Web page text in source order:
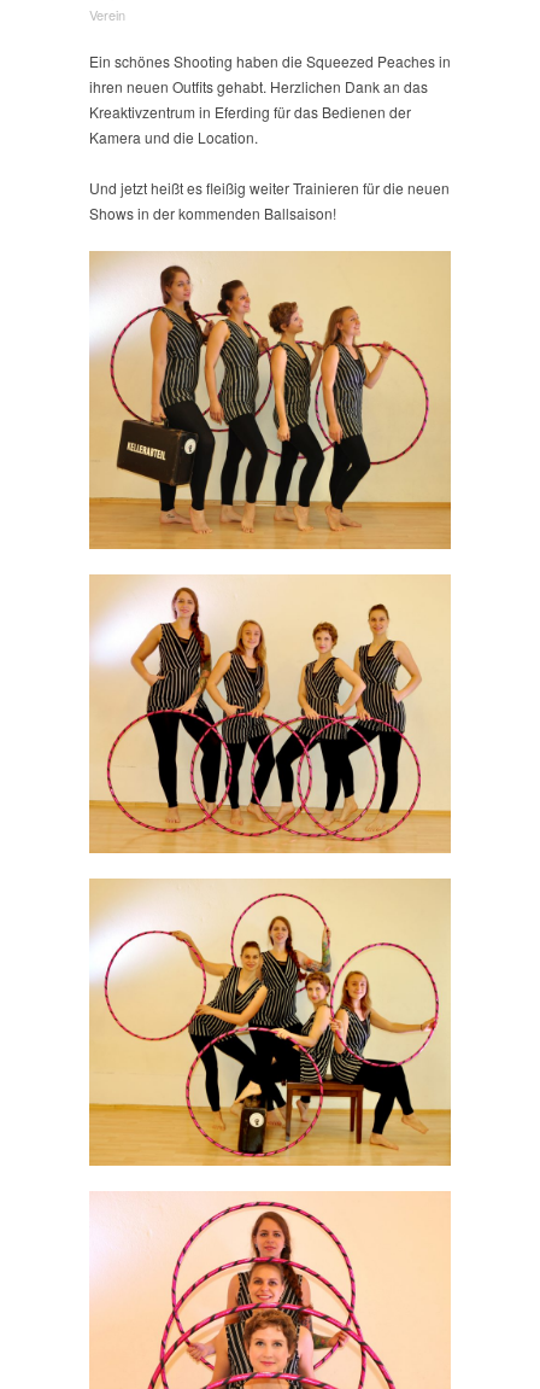
für
die
Squeezed
Verein
Ein schönes Shooting haben die Squeezed Peaches in
ihren neuen Outfits gehabt. Herzlichen Dank an das
Kreaktivzentrum in Eferding für das Bedienen der
Kamera und die Location.
Und jetzt heißt es fleißig weiter Trainieren für die neuen
Shows in der kommenden Ballsaison!